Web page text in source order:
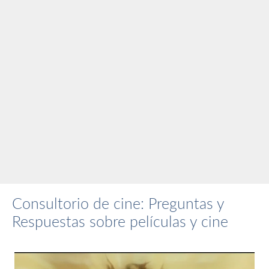
Consultorio de cine: Preguntas y
Respuestas sobre películas y cine